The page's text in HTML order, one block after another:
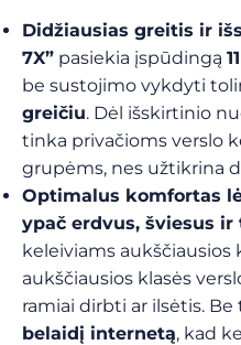
Didžiausias greitis ir
7X” pasiekia įspūdingą
be sustojimo vykdyti
greičiu. Dėl išskirtinio
tinka privačioms verslo
grupėms, nes užtikrina
Optimalus komfortas
ypač erdvus, šviesus ir
keleiviams aukščiausios
aukščiausios klasės
ramiai dirbti ar ilsėtis. Be
belaidį internetą, kad